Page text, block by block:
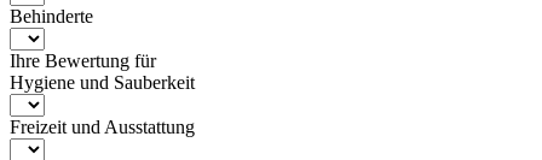
Behinderte
Ihre Bewertung für
Hygiene und Sauberkeit
Freizeit und Ausstattung